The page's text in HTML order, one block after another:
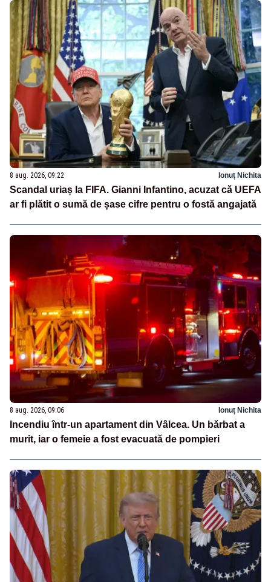
8 aug. 2026, 09:22 Ionuț Nichita
Scandal uriaș la FIFA. Gianni Infantino, acuzat că UEFA
ar fi plătit o sumă de șase cifre pentru o fostă angajată
8 aug. 2026, 09:06 Ionuț Nichita
Incendiu într-un apartament din Vâlcea. Un bărbat a
murit, iar o femeie a fost evacuată de pompieri